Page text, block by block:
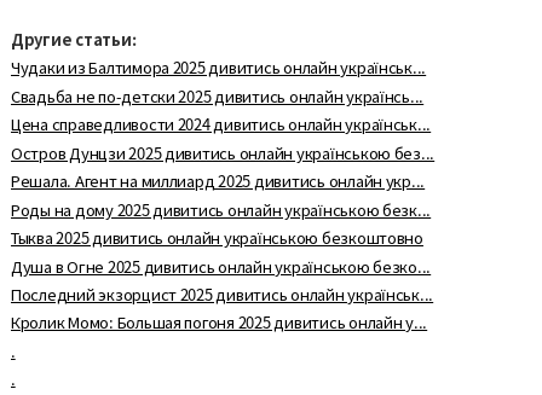
Другие статьи:
Чудаки из Балтимора 2025 дивитись онлайн українськ...
Свадьба не по-детски 2025 дивитись онлайн українсь...
Цена справедливости 2024 дивитись онлайн українськ...
Остров Дунцзи 2025 дивитись онлайн українською без...
Решала. Агент на миллиард 2025 дивитись онлайн укр...
Роды на дому 2025 дивитись онлайн українською безк...
Тыква 2025 дивитись онлайн українською безкоштовно
Душа в Огне 2025 дивитись онлайн українською безко...
Последний экзорцист 2025 дивитись онлайн українськ...
Кролик Момо: Большая погоня 2025 дивитись онлайн у...
.
.